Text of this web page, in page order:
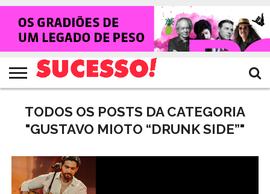
HOME
NOTÍCIAS
SHOWS
ENTREVISTAS
CLIQUES
RANKING
CROWLEY
TV
SUCESSO!
REVISTA
SUCESSO!
TODOS OS POSTS DA CATEGORIA
"GUSTAVO MIOTO “DRUNK SIDE”"